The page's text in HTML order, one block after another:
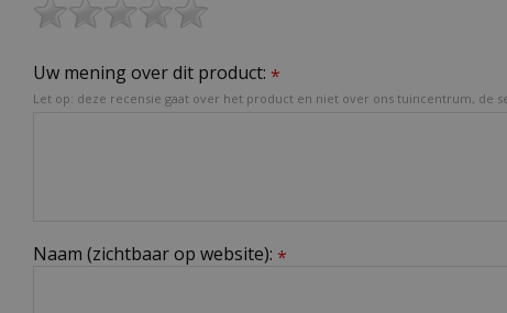
Uw mening over dit product: *
Let op: deze recensie gaat over het product en niet over ons tuincentrum, de
Naam (zichtbaar op website): *